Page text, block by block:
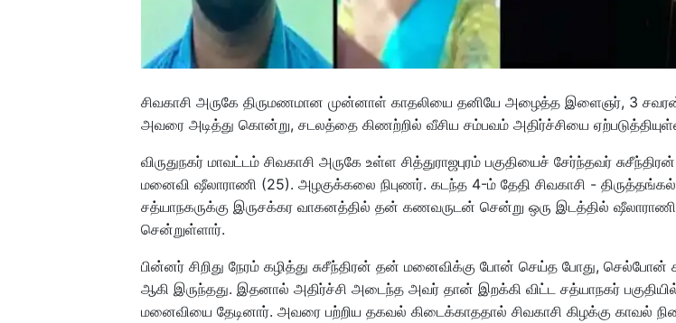
சிவகாசி அருகே திருமணமான முன்னாள் காதலியை தனியே அழைத்த இளைஞர், 3
அவரை அடித்து கொன்று, சடலத்தை கிணற்றில் வீசிய சம்பவம் அதிர்ச்சியை
விருதுநகர் மாவட்டம் சிவகாசி அருகே உள்ள சித்துராஜபுரம் பகுதியைச் சேர்ந்தவர்
மனைவி ஷீலாராணி (25). அழகுக்கலை நிபுணர். கடந்த 4-ம் தேதி சிவகாசி - திருத்தங்கல்
சத்யாநகருக்கு இருசக்கர வாகனத்தில் தன் கணவருடன் சென்று ஒரு இடத்தில்
சென்றுள்ளார்.
பின்னர் சிறிது நேரம் கழித்து சுசீந்திரன் தன் மனைவிக்கு போன் செய்த போது, செல்போன்
ஆகி இருந்தது. இதனால் அதிர்ச்சி அடைந்த அவர் தான் இறக்கி விட்ட சத்யாநகர்
மனைவியை தேடினார். அவரை பற்றிய தகவல் கிடைக்காததால் சிவகாசி கிழக்கு காவல்